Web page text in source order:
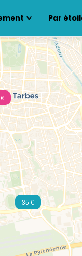
Par
35 €